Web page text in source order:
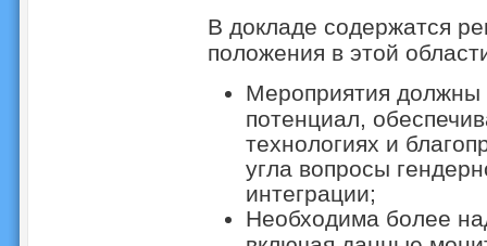
В докладе содержатся
положения в этой
Мероприятия
потенциал,
технологиях и
угла вопросы
интеграции;
Необходима более